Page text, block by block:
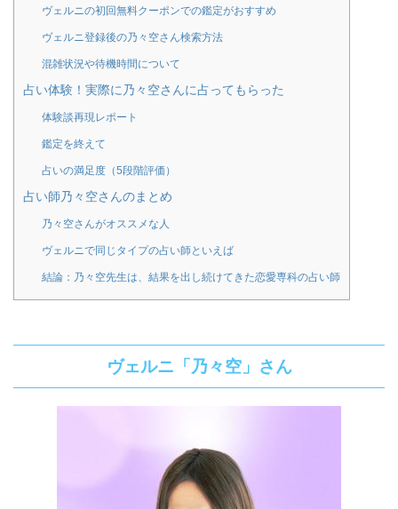
ヴェルニの初回無料クーポンでの鑑定がおすすめ
ヴェルニ登録後の乃々空さん検索方法
混雑状況や待機時間について
占い体験！実際に乃々空さんに占ってもらった
体験談再現レポート
鑑定を終えて
占いの満足度（5段階評価）
占い師乃々空さんのまとめ
乃々空さんがオススメな人
ヴェルニで同じタイプの占い師といえば
結論：乃々空先生は、結果を出し続けてきた恋愛専科の占い師
ヴェルニ「乃々空」さん